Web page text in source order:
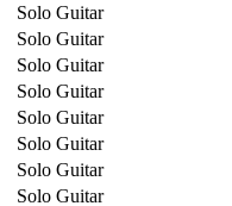
Solo Guitar
Solo Guitar
Solo Guitar
Solo Guitar
Solo Guitar
Solo Guitar
Solo Guitar
Solo Guitar